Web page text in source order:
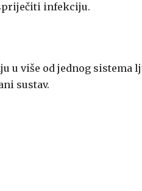
infekciju.
u više od jednog sistema
sustav.